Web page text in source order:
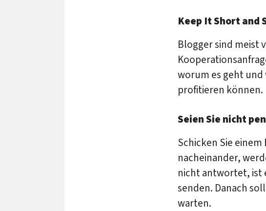
Keep It Short and
Blogger sind meist
worum es geht und
profitieren können.
Seien Sie nicht
Schicken Sie
nacheinander,
nicht antwortet, ist
senden. Danach
warten.